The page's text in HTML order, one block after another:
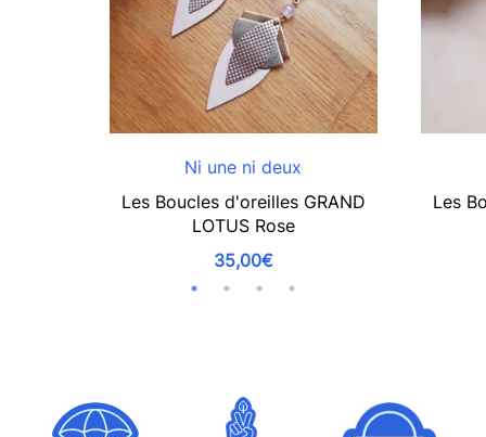
Ni une ni deux
Les Boucles d'oreilles GRAND
LOTUS Rose
35,00€
Les